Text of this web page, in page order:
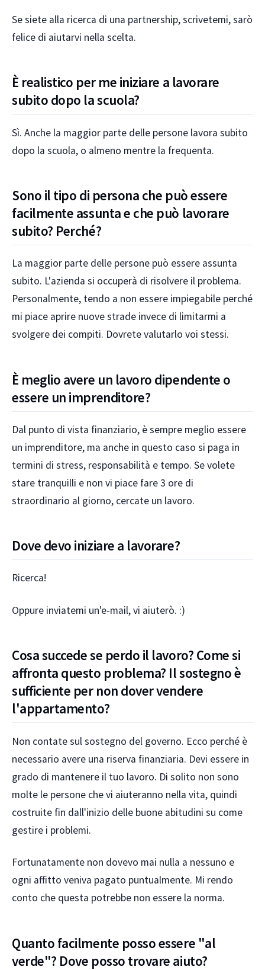
Se siete alla ricerca di una partnership, scrivetemi, sarò
felice di aiutarvi nella scelta.
È realistico per me iniziare a lavorare
subito dopo la scuola?
Sì. Anche la maggior parte delle persone lavora subito
dopo la scuola, o almeno mentre la frequenta.
Sono il tipo di persona che può essere
facilmente assunta e che può lavorare
subito? Perché?
La maggior parte delle persone può essere assunta
subito. L'azienda si occuperà di risolvere il problema.
Personalmente, tendo a non essere impiegabile perché
mi piace aprire nuove strade invece di limitarmi a
svolgere dei compiti. Dovrete valutarlo voi stessi.
È meglio avere un lavoro dipendente o
essere un imprenditore?
Dal punto di vista finanziario, è sempre meglio essere
un imprenditore, ma anche in questo caso si paga in
termini di stress, responsabilità e tempo. Se volete
stare tranquilli e non vi piace fare 3 ore di
straordinario al giorno, cercate un lavoro.
Dove devo iniziare a lavorare?
Ricerca!
Oppure inviatemi un'e-mail, vi aiuterò. :)
Cosa succede se perdo il lavoro? Come si
affronta questo problema? Il sostegno è
sufficiente per non dover vendere
l'appartamento?
Non contate sul sostegno del governo. Ecco perché è
necessario avere una riserva finanziaria. Devi essere in
grado di mantenere il tuo lavoro. Di solito non sono
molte le persone che vi aiuteranno nella vita, quindi
costruite fin dall'inizio delle buone abitudini su come
gestire i problemi.
Fortunatamente non dovevo mai nulla a nessuno e
ogni affitto veniva pagato puntualmente. Mi rendo
conto che questa potrebbe non essere la norma.
Quanto facilmente posso essere "al
verde"? Dove posso trovare aiuto?